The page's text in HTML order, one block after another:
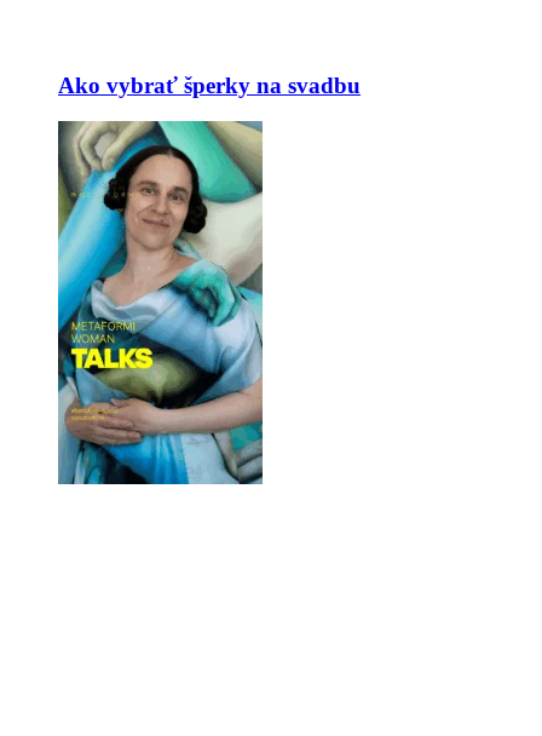
Ako vybrať šperky na svadbu